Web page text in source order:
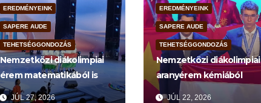
EREDMÉNYEINK
SAPERE AUDE
TEHETSÉGGONDOZÁS
Nemzetközi diákolimpiai
érem matematikából is
JÚL 27, 2026
EREDMÉNYEINK
SAPERE AUDE
TEHETSÉGGONDOZÁS
Nemzetközi diákolimpiai
aranyérem kémiából
JÚL 22, 2026